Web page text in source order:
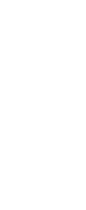
StartUp Media
00 59 94